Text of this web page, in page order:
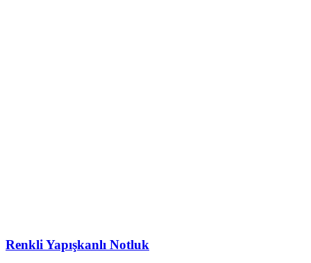
Renkli Yapışkanlı Notluk